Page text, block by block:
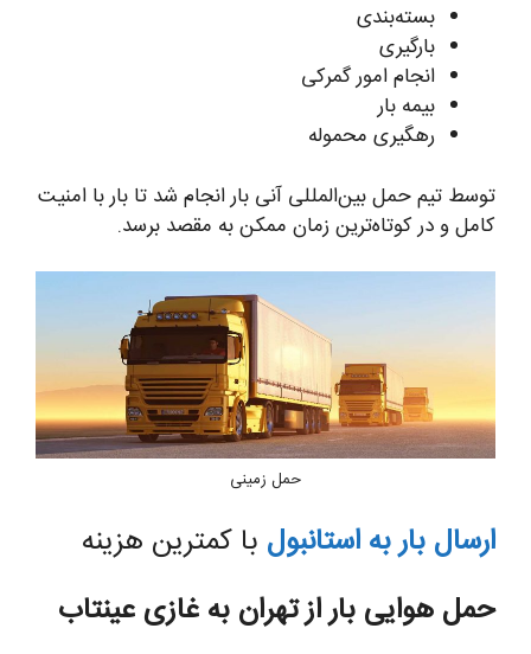
بسته‌بندی
بارگیری
انجام امور گمرکی
بیمه بار
رهگیری محموله
توسط تیم حمل بین‌المللی آنی بار انجام شد تا بار با امنیت
کامل و در کوتاه‌ترین زمان ممکن به مقصد برسد.
حمل زمینی
ارسال بار به استانبول با کمترین هزینه
حمل هوایی بار از تهران به غازی عینتاب